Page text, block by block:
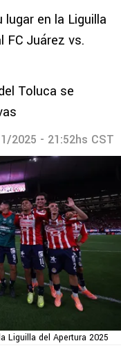
lugar en la Liguilla
FC Juárez vs.
Toluca se
2025 - 21:52hs CST
Liguilla del Apertura 2025